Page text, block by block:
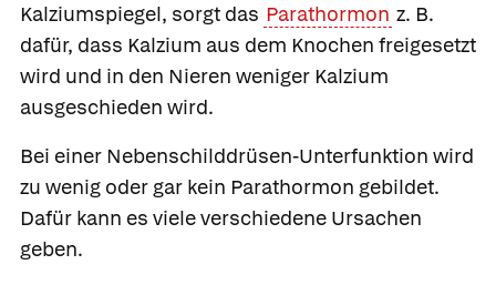
Kalziumspiegel, sorgt das Parathormon z. B.
dafür, dass Kalzium aus dem Knochen freigesetzt
wird und in den Nieren weniger Kalzium
ausgeschieden wird.
Bei einer Nebenschilddrüsen-Unterfunktion wird
zu wenig oder gar kein Parathormon gebildet.
Dafür kann es viele verschiedene Ursachen
geben.